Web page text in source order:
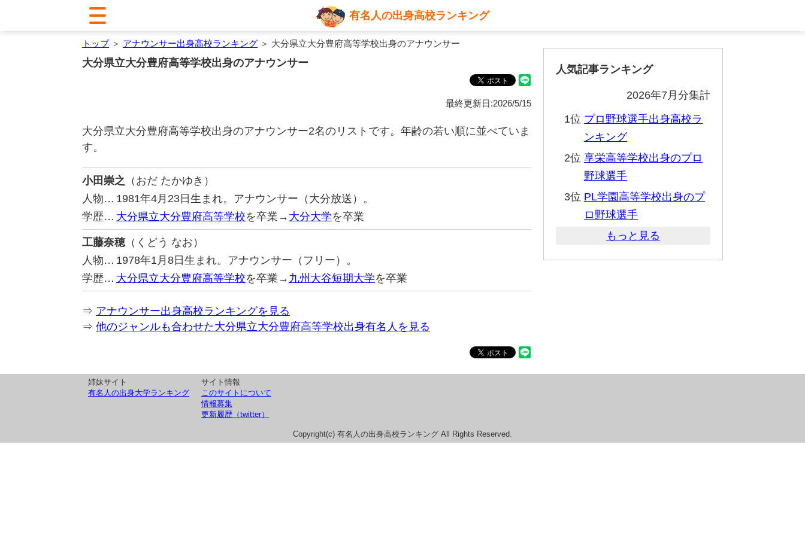
有名人の出身高校ランキング
トップ＞ アナウンサー出身高校ランキング ＞ 大分県立大分豊府高等学校出身のアナウンサー
大分県立大分豊府高等学校出身のアナウンサー
最終更新日:2026/5/15
大分県立大分豊府高等学校出身のアナウンサー2名のリストです。年齢の若い順に並べていま
す。
小田崇之 （おだ たかゆき）
人物… 1981年4月23日生まれ。アナウンサー（大分放送）。
学歴… 大分県立大分豊府高等学校を卒業→ 大分大学を卒業
工藤奈穂（くどう なお）
人物… 1978年1月8日生まれ。アナウンサー（フリー）。
学歴… 大分県立大分豊府高等学校を卒業→ 九州大谷短期大学を卒業
⇒ アナウンサー出身高校ランキングを見る
⇒ 他のジャンルも合わせた大分県立大分豊府高等学校出身有名人を見る
人気記事ランキング
2026年7月分集計
1位 プロ野球選手出身高校ラ
ンキング
2位 享栄高等学校出身のプロ
野球選手
3位 PL学園高等学校出身のプ
ロ野球選手
もっと見る
姉妹サイト
有名人の出身大学ランキング
サイト情報
このサイトについて
情報募集
更新履歴（twitter）
Copyright(c) 有名人の出身高校ランキング All Rights Reserved.